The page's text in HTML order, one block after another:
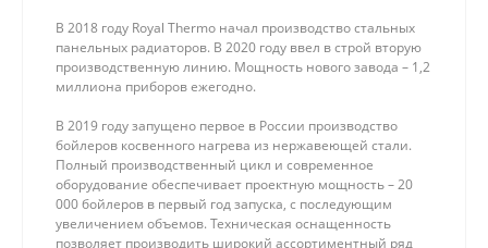
В 2018 году Royal Thermo начал производство стальных
панельных радиаторов. В 2020 году ввел в строй вторую
производственную линию. Мощность нового завода – 1,2
миллиона приборов ежегодно.
В 2019 году запущено первое в России производство
бойлеров косвенного нагрева из нержавеющей стали.
Полный производственный цикл и современное
оборудование обеспечивает проектную мощность – 20
000 бойлеров в первый год запуска, с последующим
увеличением объемов. Техническая оснащенность
позволяет производить широкий ассортиментный ряд